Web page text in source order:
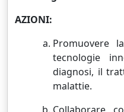
AZIONI:
Promuovere
tecnologie
diagnosi, il
malattie.